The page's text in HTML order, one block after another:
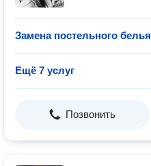
Замена постельного белья
Ещё 7 услуг
Позвонить